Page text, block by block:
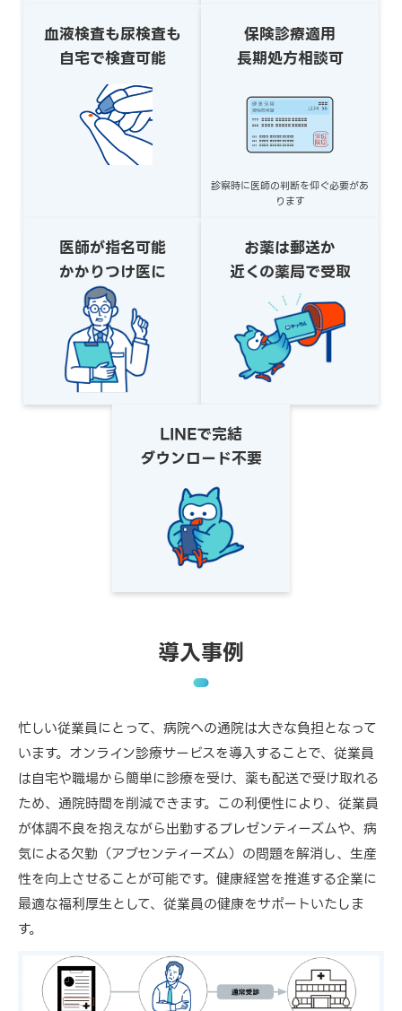
血液検査も尿検査も
自宅で検査可能
保険診療適用
長期処方相談可
診察時に医師の判断を仰ぐ必要があ
ります
医師が指名可能
かかりつけ医に
お薬は郵送か
近くの薬局で受取
LINEで完結
ダウンロード不要
導入事例
忙しい従業員にとって、病院への通院は大きな負担となって
います。オンライン診療サービスを導入することで、従業員
は自宅や職場から簡単に診療を受け、薬も配送で受け取れる
ため、通院時間を削減できます。この利便性により、従業員
が体調不良を抱えながら出勤するプレゼンティーズムや、病
気による欠勤（アブセンティーズム）の問題を解消し、生産
性を向上させることが可能です。健康経営を推進する企業に
最適な福利厚生として、従業員の健康をサポートいたしま
す。